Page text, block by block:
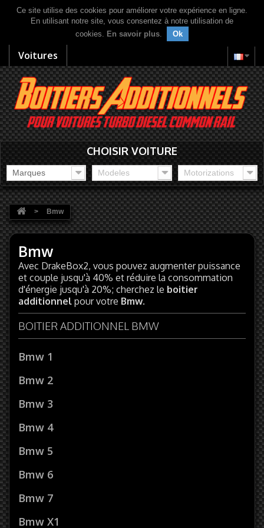
Ce site utilise des cookies pour améliorer votre expérience en ligne.
En utilisant notre site, vous consentez à notre utilisation de
cookies. En savoir plus. Ok
Voitures
CHOISIR VOITURE
Marques Modeles Motorizations
> Bmw
Bmw
Avec DrakeBox2, vous pouvez augmenter puissance
et couple jusqu'à 40% et réduire la consommation
d'énergie jusqu'à 20%; cherchez le boitier
additionnel pour votre Bmw.
BOITIER ADDITIONNEL BMW
Bmw 1
Bmw 2
Bmw 3
Bmw 4
Bmw 5
Bmw 6
Bmw 7
Bmw X1